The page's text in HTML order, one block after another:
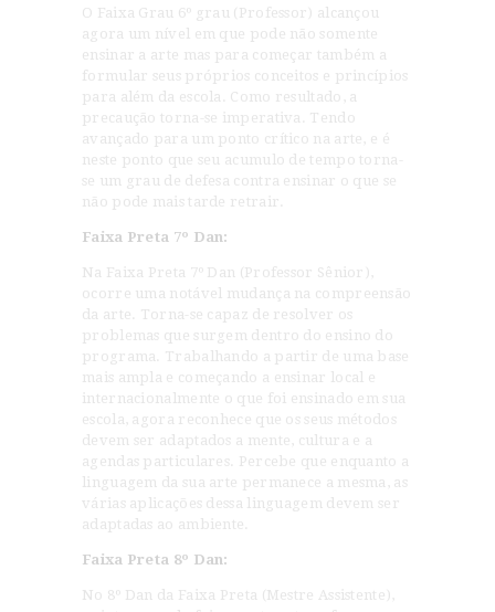
O Faixa Grau 6º grau (Professor) alcançou
agora um nível em que pode não somente
ensinar a arte mas para começar também a
formular seus próprios conceitos e princípios
para além da escola. Como resultado, a
precaução torna-se imperativa. Tendo
avançado para um ponto crítico na arte, e é
neste ponto que seu acumulo de tempo torna-
se um grau de defesa contra ensinar o que se
não pode mais tarde retrair.
Faixa Preta 7º Dan:
Na Faixa Preta 7º Dan (Professor Sênior),
ocorre uma notável mudança na compreensão
da arte. Torna-se capaz de resolver os
problemas que surgem dentro do ensino do
programa. Trabalhando a partir de uma base
mais ampla e começando a ensinar local e
internacionalmente o que foi ensinado em sua
escola, agora reconhece que os seus métodos
devem ser adaptados a mente, cultura e a
agendas particulares. Percebe que enquanto a
linguagem da sua arte permanece a mesma, as
várias aplicações dessa linguagem devem ser
adaptadas ao ambiente.
Faixa Preta 8º Dan:
No 8º Dan da Faixa Preta (Mestre Assistente),